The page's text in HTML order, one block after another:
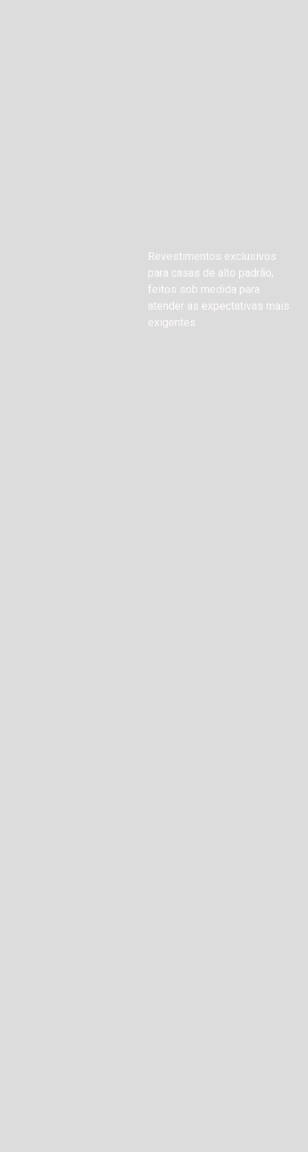
Revestimentos exclusivos
para casas de alto padrão,
feitos sob medida para
atender as expectativas mais
exigentes